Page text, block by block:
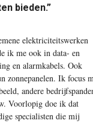
bieden.”
elektriciteitswerken
ik me ook in data- en
en alarmkabels. Ook
zonnepanelen. Ik focus
andere
Voorlopig doe ik dat
specialisten die mij